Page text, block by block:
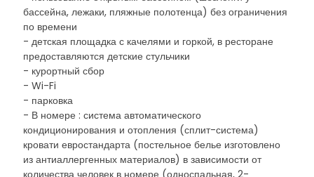
бассейна, лежаки, пляжные полотенца) без ограничения
по времени
- детская площадка с качелями и горкой, в ресторане
предоставляются детские стульчики
- курортный сбор
- Wi-Fi
- парковка
- В номере : система автоматического
кондиционирования и отопления (сплит-система)
кровати евростандарта (постельное белье изготовлено
из антиаллергенных материалов) в зависимости от
количества человек в номере (односпальная, 2-